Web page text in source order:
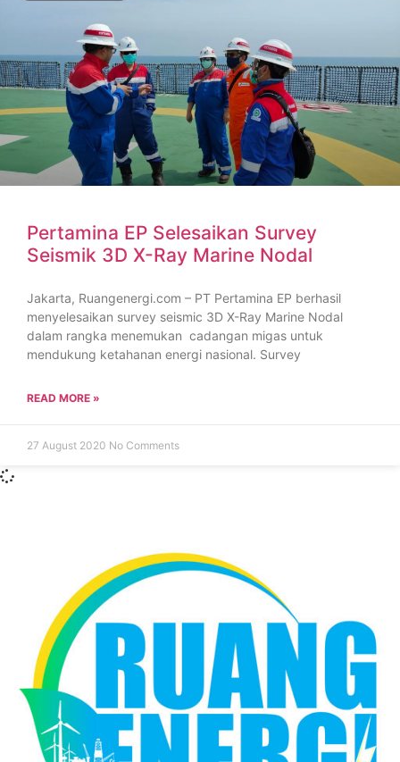
Pertamina EP Selesaikan Survey
Seismik 3D X-Ray Marine Nodal
Jakarta, Ruangenergi.com – PT Pertamina EP berhasil
menyelesaikan survey seismic 3D X-Ray Marine Nodal
dalam rangka menemukan cadangan migas untuk
mendukung ketahanan energi nasional. Survey
READ MORE »
27 August 2020 No Comments